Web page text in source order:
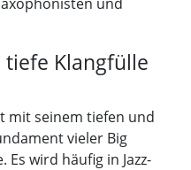
Klangfülle
mit seinem tiefen und
vieler Big
Es wird häufig in Jazz-